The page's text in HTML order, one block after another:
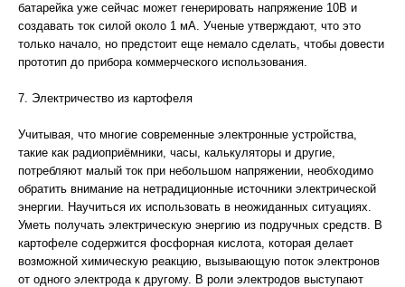
батарейка уже сейчас может генерировать напряжение 10В и
создавать ток силой около 1 мА. Ученые утверждают, что это
только начало, но предстоит еще немало сделать, чтобы довести
прототип до прибора коммерческого использования.
7. Электричество из картофеля
Учитывая, что многие современные электронные устройства,
такие как радиоприёмники, часы, калькуляторы и другие,
потребляют малый ток при небольшом напряжении, необходимо
обратить внимание на нетрадиционные источники электрической
энергии. Научиться их использовать в неожиданных ситуациях.
Уметь получать электрическую энергию из подручных средств. В
картофеле содержится фосфорная кислота, которая делает
возможной химическую реакцию, вызывающую поток электронов
от одного электрода к другому. В роли электродов выступают